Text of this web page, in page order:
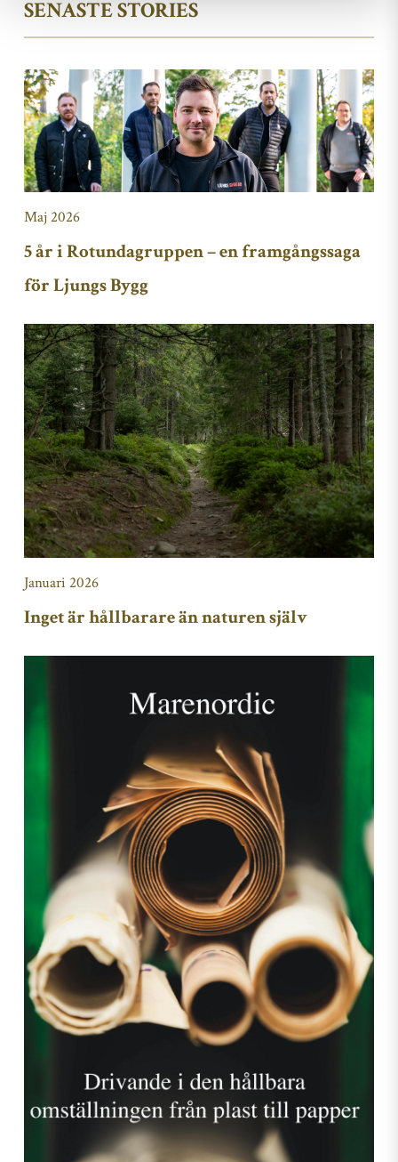
SENASTE STORIES
Maj 2026
5 år i Rotundagruppen – en framgångssaga
för Ljungs Bygg
Januari 2026
Inget är hållbarare än naturen själv